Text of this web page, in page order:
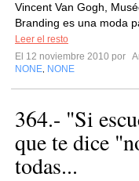
Vincent Van Gogh,
Branding es una moda
Leer el resto
El 12 noviembre 2010 por
NONE NONE
364.- "Si
que te dice
todas...